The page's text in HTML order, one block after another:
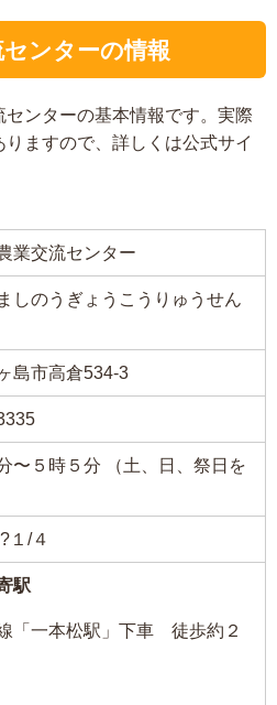
ンターの情報
センターの基本情報です。実際
ますので、詳しくは公式サイ
業交流センター
しのうぎょうこうりゅうせん
島市高倉534-3
〜５時５分 （土、日、祭日を
１/４
駅
「一本松駅」下車 徒歩約２